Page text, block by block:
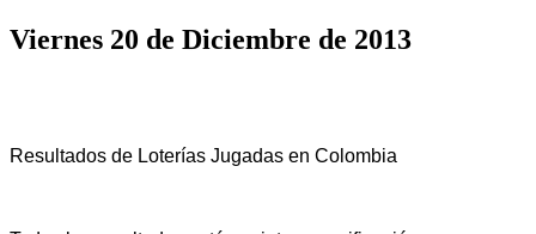
Viernes 20 de Diciembre de 2013
Resultados de Loterías Jugadas en Colombia